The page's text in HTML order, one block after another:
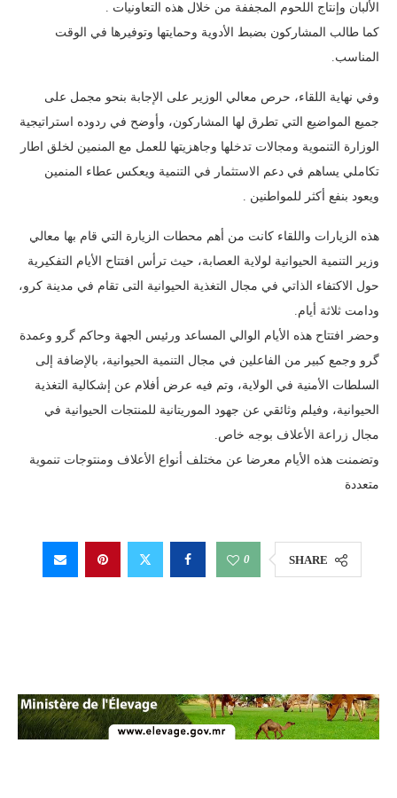
الألبان وإنتاج اللحوم المجففة من خلال هذه التعاونيات .
كما طالب المشاركون بضبط الأدوية وحمايتها وتوفيرها في الوقت
المناسب.
وفي نهاية اللقاء، حرص معالي الوزير على الإجابة بنحو مجمل على
جميع المواضيع التي تطرق لها المشاركون، وأوضح في ردوده استراتيجية
الوزارة التنموية ومجالات تدخلها وجاهزيتها للعمل مع المنمين لخلق اطار
تكاملي يساهم في دعم الاستثمار في التنمية ويعكس عطاء المنمين
ويعود بنفع أكثر للمواطنين .
هذه الزيارات واللقاء كانت من أهم محطات الزيارة التي قام بها معالي
وزير التنمية الحيوانية لولاية العصابة، حيث ترأس افتتاح الأيام التفكيرية
حول الاكتفاء الذاتي في مجال التغذية الحيوانية التى تقام في مدينة كرو،
ودامت ثلاثة أيام.
وحضر افتتاح هذه الأيام الوالي المساعد ورئيس الجهة وحاكم گرو وعمدة
گرو وجمع كبير من الفاعلين في مجال التنمية الحيوانية، بالإضافة إلى
السلطات الأمنية في الولاية، وتم فيه عرض أفلام عن إشكالية التغذية
الحيوانية، وفيلم وثائقي عن جهود الموريتانية للمنتجات الحيوانية في
مجال زراعة الأعلاف بوجه خاص.
وتضمنت هذه الأيام معرضا عن مختلف أنواع الأعلاف ومنتوجات تنموية
متعددة
SHARE
0